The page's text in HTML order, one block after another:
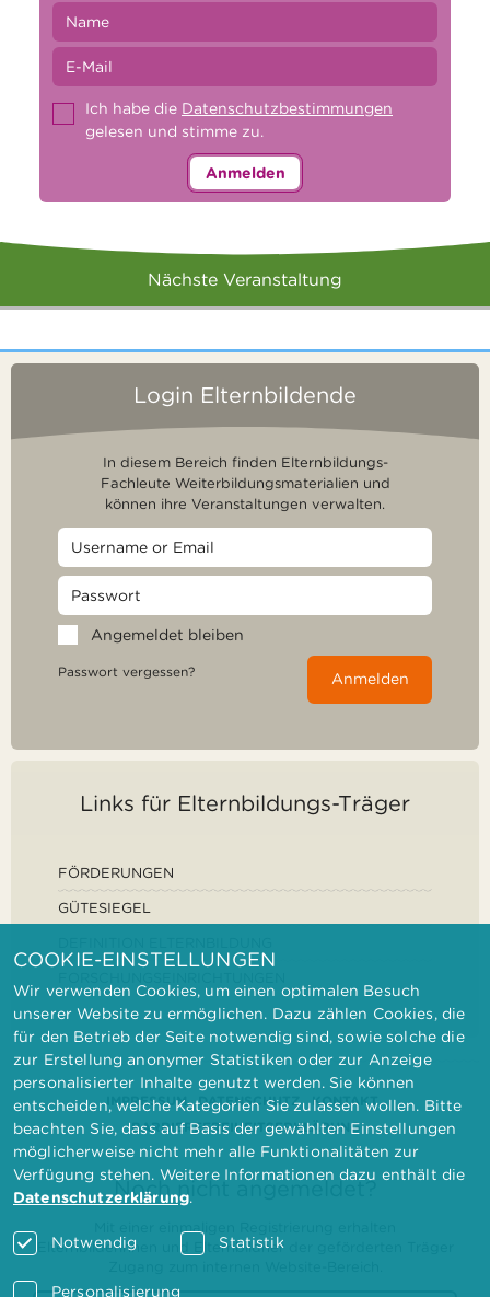
Ich habe die Datenschutzbestimmungen
gelesen und stimme zu.
Anmelden
Nächste Veranstaltung
Login Elternbildende
In diesem Bereich finden Elternbildungs-
Fachleute Weiterbildungsmaterialien und
können ihre Veranstaltungen verwalten.
Angemeldet bleiben
Passwort vergessen? Anmelden
Links für Elternbildungs-Träger
FÖRDERUNGEN
GÜTESIEGEL
IMPRESSUM DATENSCHUTZ
KONTAKT
BARRIEREFREIHEITSERKLÄRUNG
Noch nicht angemeldet?
Elternbilderinnen und Elternbildner der geförderten Träger
COOKIE-EINSTELLUNGEN
Wir verwenden Cookies, um einen optimalen Besuch
unserer Website zu ermöglichen. Dazu zählen Cookies, die
für den Betrieb der Seite notwendig sind, sowie solche die
zur Erstellung anonymer Statistiken oder zur Anzeige
personalisierter Inhalte genutzt werden. Sie können
entscheiden, welche Kategorien Sie zulassen wollen. Bitte
beachten Sie, dass auf Basis der gewählten Einstellungen
möglicherweise nicht mehr alle Funktionalitäten zur
Verfügung stehen. Weitere Informationen dazu enthält die
Datenschutzerklärung.
Notwendig Statistik
Personalisierung